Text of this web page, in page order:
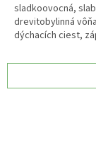
sladkoovocná,
drevitobylinná
dýchacích ciest,
účinky, akné, rany,